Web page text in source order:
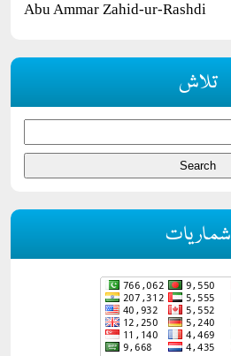
Abu Ammar Zahid-ur-Rashdi
تلاش
شماریات